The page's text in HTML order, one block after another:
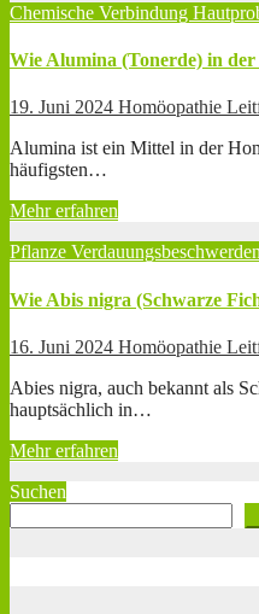
Chemische Verbindung
Wie Alumina (Tonerde) in
19. Juni 2024 Homöopathie
Alumina ist ein Mittel in der
häufigsten…
Mehr erfahren
Pflanze
Wie Abis nigra (Schwarze
16. Juni 2024 Homöopathie
Abies nigra, auch bekannt als
hauptsächlich in…
Mehr erfahren
Suchen